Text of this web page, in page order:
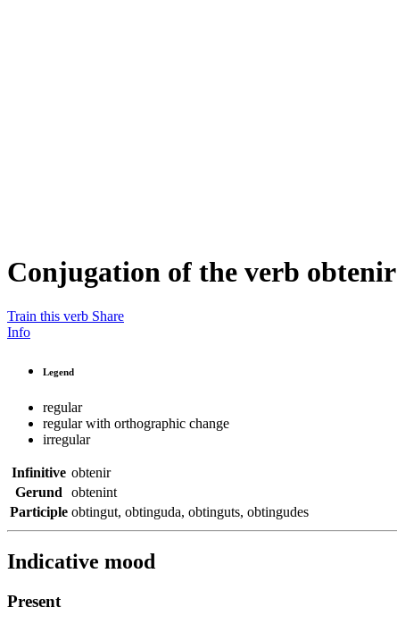
Conjugation of the verb obtenir
Train this verb Share
Info
Legend
regular
regular with orthographic change
irregular
Infinitive obtenir
Gerund
obtenint
Participle obtingut, obtinguda, obtinguts, obtingudes
Indicative mood
Present